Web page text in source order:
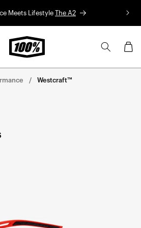
Meets Lifestyle The A2
Panier
Westcraft™